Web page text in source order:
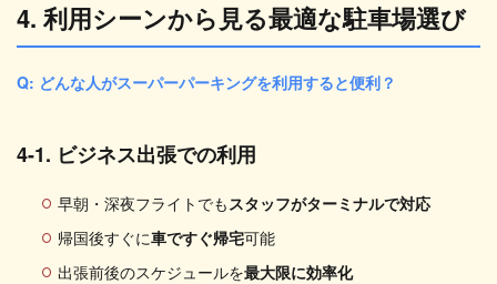
4. 利用シーンから見る最適な駐車場選び
Q: どんな人がスーパーパーキングを利用すると便利？
4-1. ビジネス出張での利用
早朝・深夜フライトでもスタッフがターミナルで対応
帰国後すぐに車ですぐ帰宅可能
出張前後のスケジュールを最大限に効率化